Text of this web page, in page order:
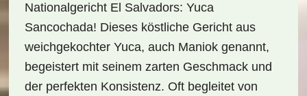
Nationalgericht El Salvadors: Yuca
Sancochada! Dieses köstliche Gericht aus
weichgekochter Yuca, auch Maniok genannt,
begeistert mit seinem zarten Geschmack und
der perfekten Konsistenz. Oft begleitet von